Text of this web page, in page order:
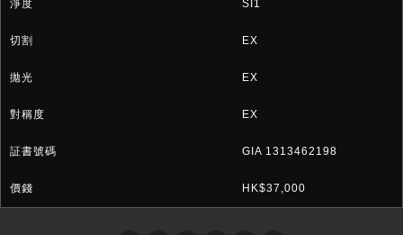
SI1
EX
EX
EX
GIA 1313462198
HK$37,000